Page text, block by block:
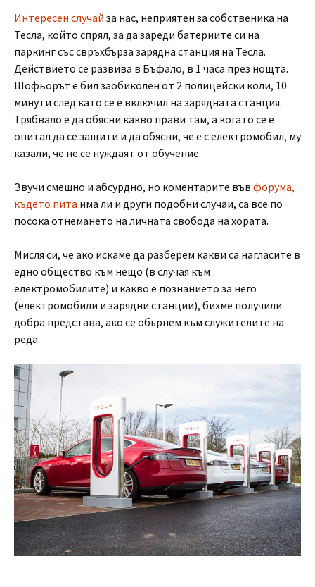
Интересен случай за нас, неприятен за собственика на
Тесла, който спрял, за да зареди батериите си на
паркинг със свръхбърза зарядна станция на Тесла.
Действието се развива в Бъфало, в 1 часа през нощта.
Шофьорът е бил заобиколен от 2 полицейски коли, 10
минути след като се е включил на зарядната станция.
Трябвало е да обясни какво прави там, а когато се е
опитал да се защити и да обясни, че е с електромобил, му
казали, че не се нуждаят от обучение.
Звучи смешно и абсурдно, но коментарите във форума,
където пита има ли и други подобни случаи, са все по
посока отнемането на личната свобода на хората.
Мисля си, че ако искаме да разберем какви са нагласите в
едно общество към нещо (в случая към
електромобилите) и какво е познанието за него
(електромобили и зарядни станции), бихме получили
добра представа, ако се обърнем към служителите на
реда.